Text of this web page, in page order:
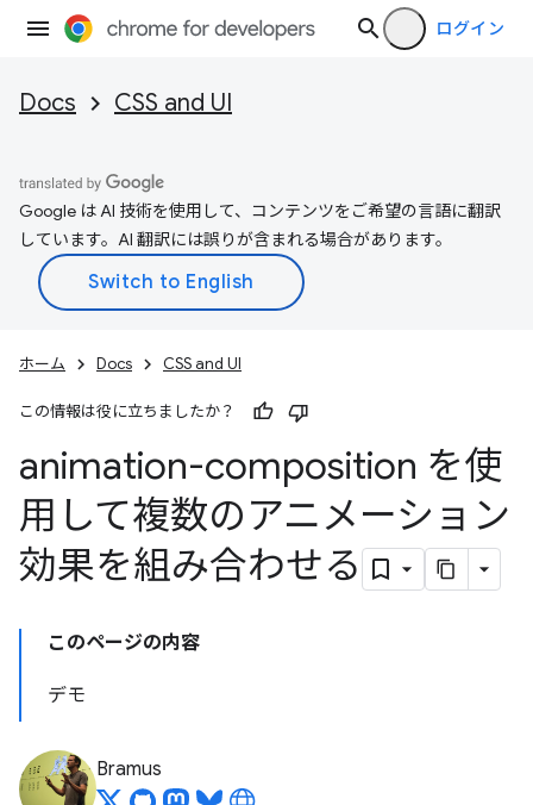
ログイン
Docs CSS and UI
Google は AI 技術を使用して、コンテンツをご希望の言語に翻訳
しています。AI 翻訳には誤りが含まれる場合があります。
ホーム Docs CSS and UI
この情報は役に立ちましたか？
animation-composition を使
用して複数のアニメーション
効果を組み合わせる
このページの内容
デモ
Bramus